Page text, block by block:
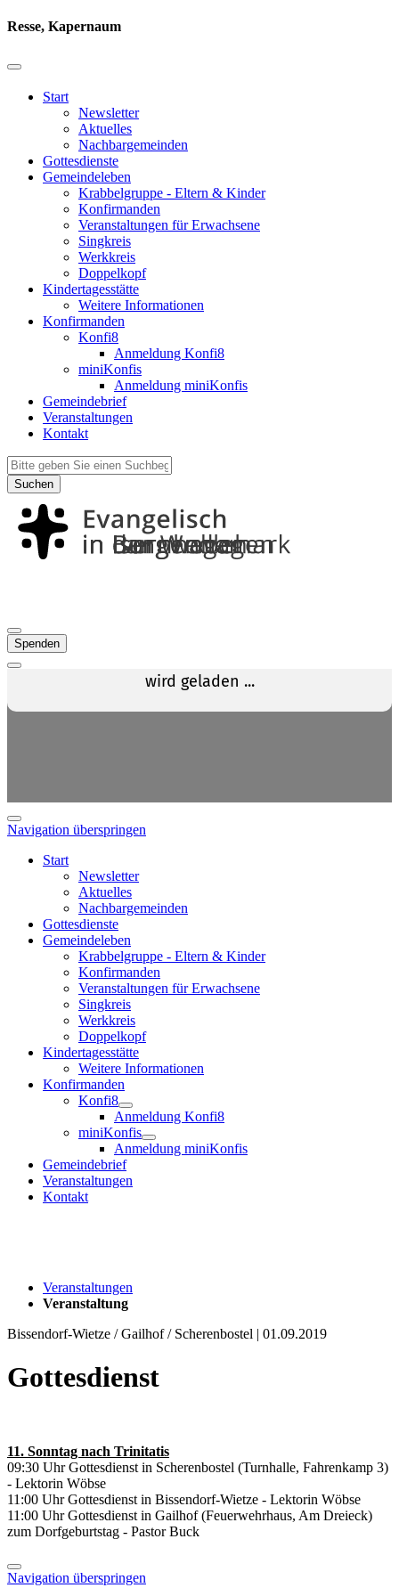
Resse, Kapernaum
Start
Newsletter
Aktuelles
Nachbargemeinden
Gottesdienste
Gemeindeleben
Krabbelgruppe - Eltern & Kinder
Konfirmanden
Veranstaltungen für Erwachsene
Singkreis
Werkkreis
Doppelkopf
Kindertagesstätte
Weitere Informationen
Konfirmanden
Konfi8
Anmeldung Konfi8
miniKonfis
Anmeldung miniKonfis
Gemeindebrief
Veranstaltungen
Kontakt
Suchen
Spenden
Navigation überspringen
Start
Newsletter
Aktuelles
Nachbargemeinden
Gottesdienste
Gemeindeleben
Krabbelgruppe - Eltern & Kinder
Konfirmanden
Veranstaltungen für Erwachsene
Singkreis
Werkkreis
Doppelkopf
Kindertagesstätte
Weitere Informationen
Konfirmanden
Konfi8
Anmeldung Konfi8
miniKonfis
Anmeldung miniKonfis
Gemeindebrief
Veranstaltungen
Kontakt
Veranstaltungen
Veranstaltung
Bissendorf-Wietze / Gailhof / Scherenbostel | 01.09.2019
Gottesdienst
11. Sonntag nach Trinitatis
09:30 Uhr Gottesdienst in Scherenbostel (Turnhalle, Fahrenkamp 3)
- Lektorin Wöbse
11:00 Uhr Gottesdienst in Bissendorf-Wietze - Lektorin Wöbse
11:00 Uhr Gottesdienst in Gailhof (Feuerwehrhaus, Am Dreieck)
zum Dorfgeburtstag - Pastor Buck
Navigation überspringen